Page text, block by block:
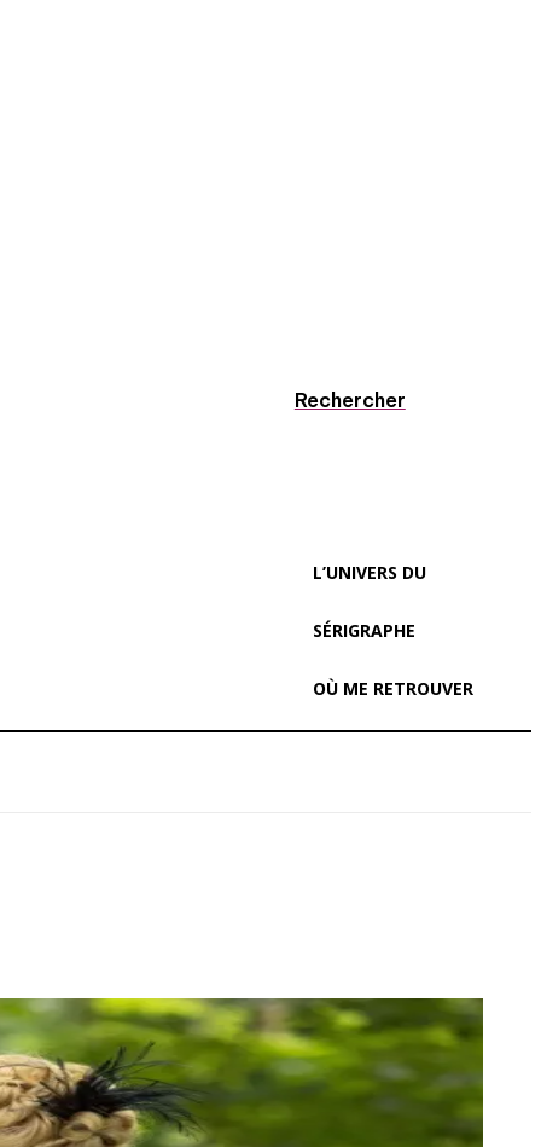
Rechercher
L’UNIVERS DU
SÉRIGRAPHE
OÙ ME RETROUVER